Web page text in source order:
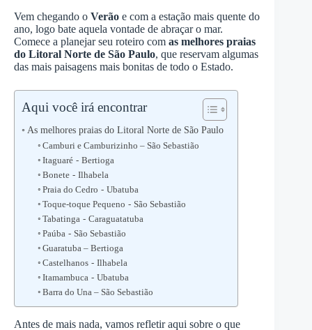
Vem chegando o Verão e com a estação mais quente do
ano, logo bate aquela vontade de abraçar o mar.
Comece a planejar seu roteiro com as melhores praias
do Litoral Norte de São Paulo, que reservam algumas
das mais paisagens mais bonitas de todo o Estado.
Aqui você irá encontrar
As melhores praias do Litoral Norte de São Paulo
Camburi e Camburizinho – São Sebastião
Itaguaré - Bertioga
Bonete - Ilhabela
Praia do Cedro - Ubatuba
Toque-toque Pequeno - São Sebastião
Tabatinga - Caraguatatuba
Paúba - São Sebastião
Guaratuba – Bertioga
Castelhanos - Ilhabela
Itamambuca - Ubatuba
Barra do Una – São Sebastião
Antes de mais nada, vamos refletir aqui sobre o que